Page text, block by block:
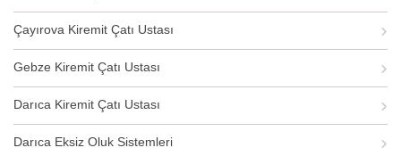
Çayırova Kiremit Çatı Ustası
Gebze Kiremit Çatı Ustası
Darıca Kiremit Çatı Ustası
Darıca Eksiz Oluk Sistemleri